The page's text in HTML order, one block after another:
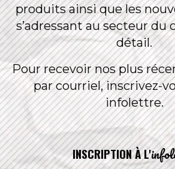
produits ainsi que les
s’adressant au secteur du
détail.
Pour recevoir nos plus
par courriel, inscrivez-
infolettre.
INSCRIPTION À L'